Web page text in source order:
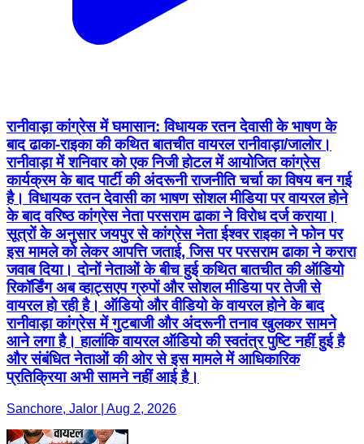
रानीवाड़ा कांग्रेस में घमासान: विधायक रतन देवासी के भाषण के
बाद ढाका-राइका की कथित बातचीत वायरल रानीवाड़ा/जालोर।
रानीवाड़ा में शनिवार को एक निजी होटल में आयोजित कांग्रेस
कार्यक्रम के बाद पार्टी की अंदरूनी राजनीति चर्चा का विषय बन गई
है। विधायक रतन देवासी का भाषण सोशल मीडिया पर वायरल होने
के बाद वरिष्ठ कांग्रेस नेता परसराम ढाका ने विरोध दर्ज कराया।
सूत्रों के अनुसार जयपुर से कांग्रेस नेता ईश्वर राइका ने फोन पर
इस मामले को लेकर आपत्ति जताई, जिस पर परसराम ढाका ने करारा
जवाब दिया। दोनों नेताओं के बीच हुई कथित बातचीत की ऑडियो
रिकॉर्डिंग अब व्हाट्सएप ग्रुपों और सोशल मीडिया पर तेजी से
वायरल हो रही है। ऑडियो और वीडियो के वायरल होने के बाद
रानीवाड़ा कांग्रेस में गुटबाजी और अंदरूनी तनाव खुलकर सामने
आने लगा है। हालांकि वायरल ऑडियो की स्वतंत्र पुष्टि नहीं हुई है
और संबंधित नेताओं की ओर से इस मामले में आधिकारिक
प्रतिक्रिया अभी सामने नहीं आई है।
Sanchore, Jalor | Aug 2, 2026